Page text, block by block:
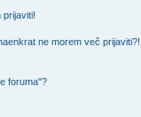
ne morem več prijaviti?!
foruma"?